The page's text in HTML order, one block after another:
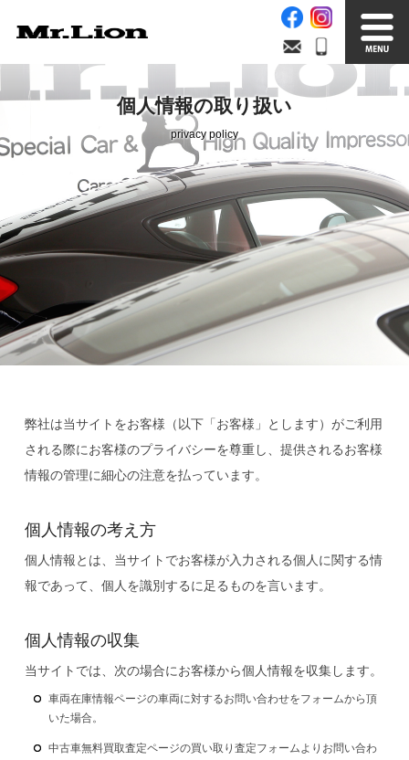
Stock List
在庫車情報
Trade In
買取無料査定
Factory
自社工場
Our Service
サービス案内
公式ブログ
Company info.
会社案内
個人情報の取り扱い
privacy policy
弊社は当サイトをお客様（以下「お客様」とします）がご利用
される際にお客様のプライバシーを尊重し、提供されるお客様
情報の管理に細心の注意を払っています。
個人情報の考え方
個人情報とは、当サイトでお客様が入力される個人に関する情
報であって、個人を識別するに足るものを言います。
個人情報の収集
当サイトでは、次の場合にお客様から個人情報を収集します。
車両在庫情報ページの車両に対するお問い合わせをフォームから頂
いた場合。
中古車無料買取査定ページの買い取り査定フォームよりお問い合わ